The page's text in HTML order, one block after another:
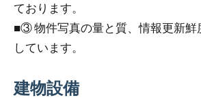
ております。
■③ 物件写真の量と質、情報更新鮮
しています。
建物設備